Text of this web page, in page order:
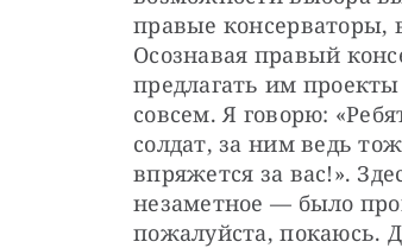
правые консерваторы,
Осознавая правый
предлагать им
совсем. Я говорю:
солдат, за ним ведь
впряжется за вас!».
незаметное — было
пожалуйста, покаюсь.